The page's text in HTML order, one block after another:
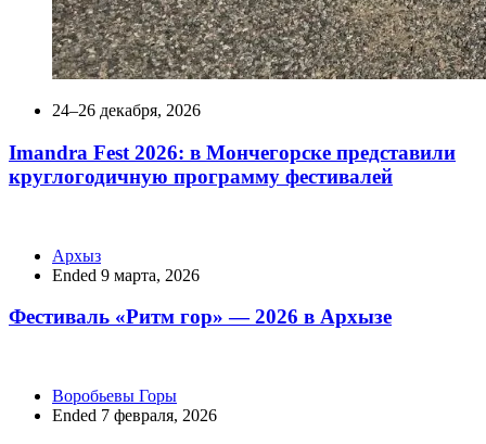
24–26 декабря, 2026
Imandra Fest 2026: в Мончегорске представили
круглогодичную программу фестивалей
Архыз
Ended 9 марта, 2026
Фестиваль «Ритм гор» — 2026 в Архызе
Воробьевы Горы
Ended 7 февраля, 2026